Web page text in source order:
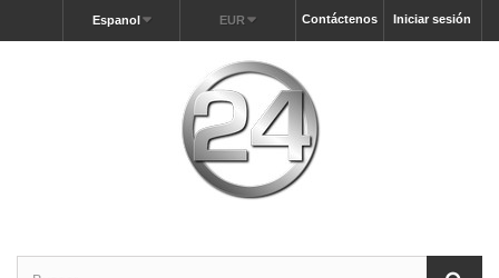
Iniciar sesión
Contáctenos
EUR
Espanol